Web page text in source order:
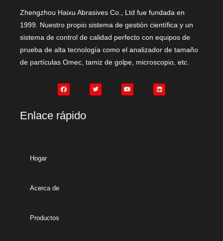
Zhengzhou Haixu Abrasives Co., Ltd fue fundada en
1999. Nuestro propio sistema de gestión científica y un
sistema de control de calidad perfecto con equipos de
prueba de alta tecnología como el analizador de tamaño
de partículas Omec, tamiz de golpe, microscopio, etc.
Enlace rápido
Hogar
Acerca de
Productos